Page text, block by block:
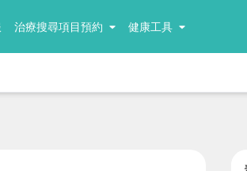
治療搜尋項目預約 健康工具